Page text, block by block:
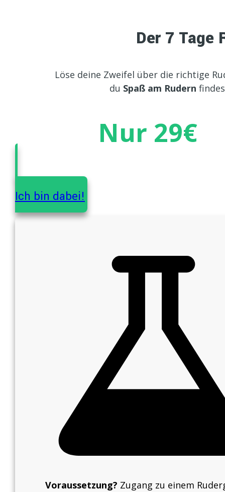
Der 7 Tage
Löse deine Zweifel über die richtige
du Spaß am Rudern
Nur 29€
Ich bin dabei!
Voraussetzung? Zugang zu einem